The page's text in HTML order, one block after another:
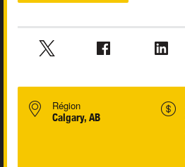
Région
Calgary, AB